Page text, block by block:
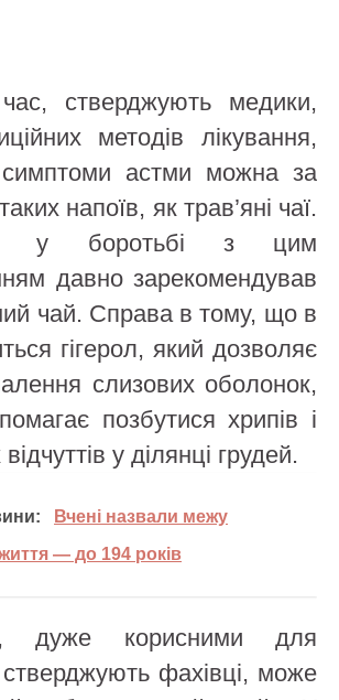
стверджують медики,
методів лікування,
астми можна за
напоїв, як трав’яні чаї.
у боротьбі з цим
давно зарекомендував
чай. Справа в тому, що в
гігерол, який дозволяє
слизових оболонок,
позбутися хрипів і
у ділянці грудей.
Вчені назвали межу
— до 194 років
дуже корисними для
стверджують фахівці, може